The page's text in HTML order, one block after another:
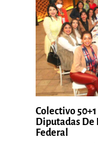
Colectivo
Diputadas De
Federal